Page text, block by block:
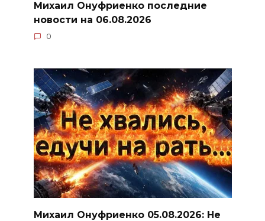
Михаил Онуфриенко последние
новости на 06.08.2026
0
Михаил Онуфриенко 05.08.2026: Не